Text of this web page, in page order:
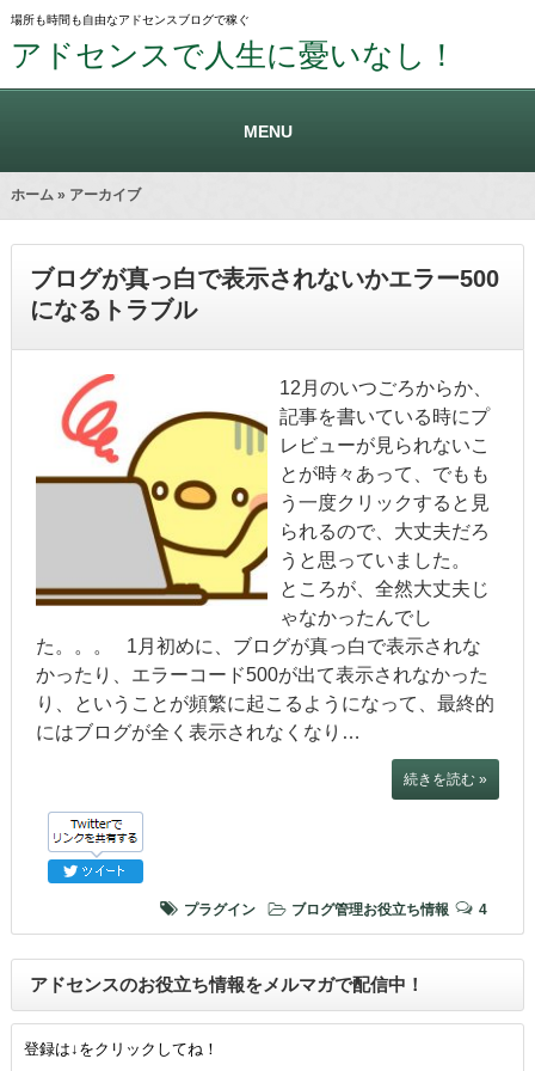
場所も時間も自由なアドセンスブログで稼ぐ
アドセンスで人生に憂いなし！
MENU
ホーム» アーカイブ
ブログが真っ白で表示されないかエラー500
になるトラブル
12月のいつごろからか、
記事を書いている時にプ
レビューが見られないこ
とが時々あって、でもも
う一度クリックすると見
られるので、大丈夫だろ
うと思っていました。
ところが、全然大丈夫じ
ゃなかったんでし
た。。。 1月初めに、ブログが真っ白で表示されな
かったり、エラーコード500が出て表示されなかった
り、ということが頻繁に起こるようになって、最終的
にはブログが全く表示されなくなり…
続きを読む »
プラグイン ブログ管理お役立ち情報 4
アドセンスのお役立ち情報をメルマガで配信中！
登録は↓をクリックしてね！